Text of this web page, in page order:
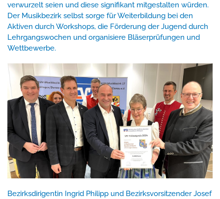
verwurzelt seien und diese signifikant mitgestalten würden.
Der Musikbezirk selbst sorge für Weiterbildung bei den
Aktiven durch Workshops, die Förderung der Jugend durch
Lehrgangswochen und organisiere Bläserprüfungen und
Wettbewerbe.
Bezirksdirigentin Ingrid Philipp und Bezirksvorsitzender Josef